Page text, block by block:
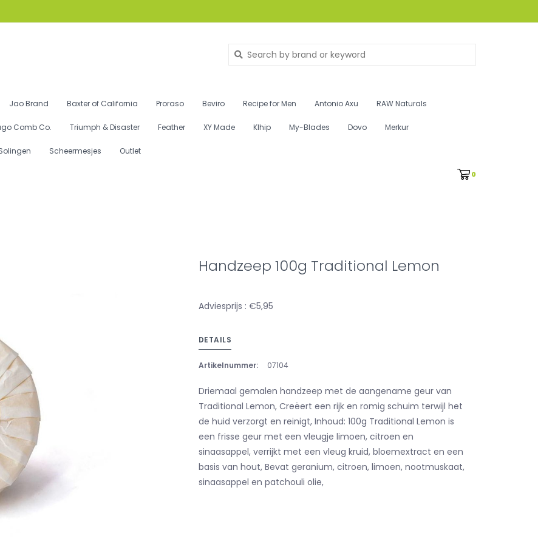
Jao Brand Baxter of California Proraso Beviro Recipe for Men Antonio Axu RAW Naturals
Comb Co. Triumph & Disaster Feather XY Made Klhip My-Blades Dovo Merkur
Scheermesjes Outlet
0
Handzeep 100g Traditional Lemon
Adviesprijs : €5,95
DETAILS
Artikelnummer: 07104
Driemaal gemalen handzeep met de aangename geur van
Traditional Lemon, Creëert een rijk en romig schuim terwijl het
de huid verzorgt en reinigt, Inhoud: 100g Traditional Lemon is
een frisse geur met een vleugje limoen, citroen en
sinaasappel, verrijkt met een vleug kruid, bloemextract en een
basis van hout, Bevat geranium, citroen, limoen, nootmuskaat,
sinaasappel en patchouli olie,